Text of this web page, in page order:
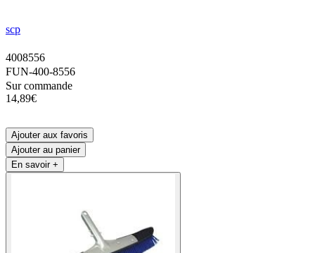
scp
4008556
FUN-400-8556
Sur commande
14,89€
Ajouter aux favoris
Ajouter au panier
En savoir +